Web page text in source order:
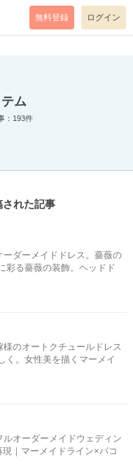
mode=return level=notice
無料登録 ログイン
ム
：193件
れた記事
ダーメイドドレス。薔薇の
彩る薔薇の装飾。ヘッドド
のオートクチュールドレス
く。女性美を描くマーメイ
オーダーメイドウェディン
現｜マーメイドライン×パコ